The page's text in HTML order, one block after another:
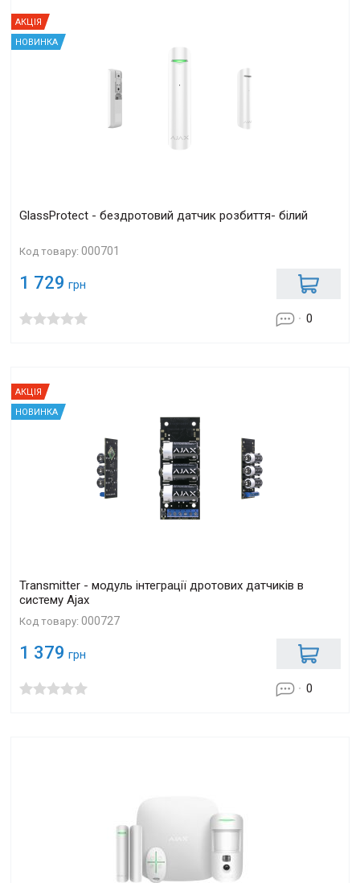
АКЦІЯ
НОВИНКА
GlassProtect - бездротовий датчик розбиття- білий
Код товару:000701
1 729 грн
0
АКЦІЯ
НОВИНКА
Transmitter - модуль інтеграції дротових датчиків в
систему Ajax
Код товару:000727
1 379 грн
0